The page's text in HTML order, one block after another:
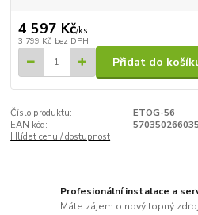
4 597 Kč/ks
3 799 Kč bez DPH
Přidat do
Číslo produktu:
ETOG-56
EAN kód:
Hlídat cenu / dostupnost
Profesionální instalace a
Máte zájem o nový topný